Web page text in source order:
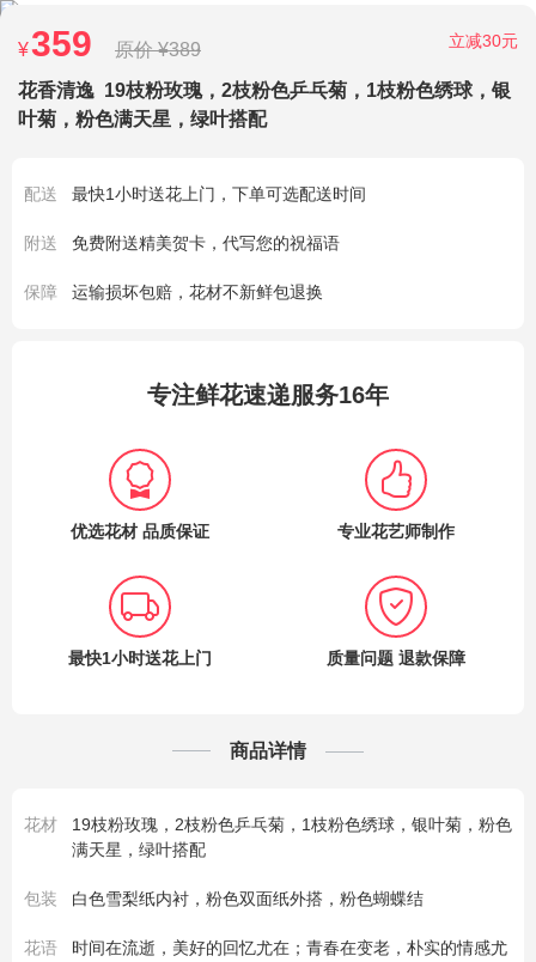
¥359 原价 ¥389 立减30元
花香清逸 19枝粉玫瑰，2枝粉色乒乓菊，1枝粉色绣球，银
叶菊，粉色满天星，绿叶搭配
配送 最快1小时送花上门，下单可选配送时间
附送 免费附送精美贺卡，代写您的祝福语
保障 运输损坏包赔，花材不新鲜包退换
专注鲜花速递服务16年
优选花材 品质保证 专业花艺师制作
最快1小时送花上门 质量问题 退款保障
商品详情
花材
19枝粉玫瑰，2枝粉色乒乓菊，1枝粉色绣球，银叶菊，粉色
满天星，绿叶搭配
包装 白色雪梨纸内衬，粉色双面纸外搭，粉色蝴蝶结
花语
时间在流逝，美好的回忆尤在；青春在变老，朴实的情感尤